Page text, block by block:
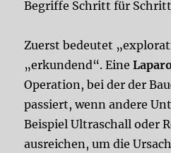
Begriffe Schritt für
Zuerst bedeutet
„erkundend“. Eine
Operation, bei der der
passiert, wenn andere
Beispiel Ultraschall oder
ausreichen, um die